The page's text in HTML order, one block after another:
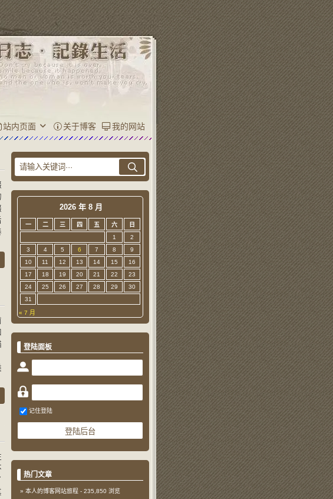
站内页面 关于博客 我的网站
2026 年 8 月
一 二 三 四 五 六
日
1
2
3
4 5 6 7 8
9
10
11 12 13 14 15
16
17
18 19 20 21 22
23
24
25 26 27 28 29
30
31
« 7 月
登陆面板
记住登陆
热门文章
本人的博客网站旅程 - 235,850 浏览